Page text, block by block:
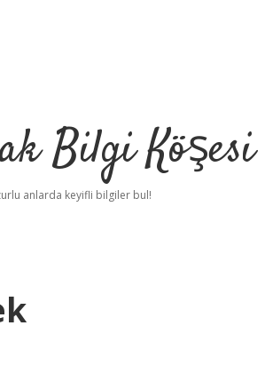
Bilgi Köşesi
anlarda keyifli bilgiler bul!